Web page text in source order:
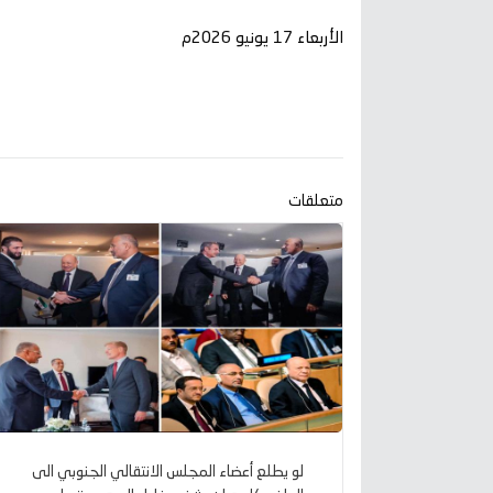
الأربعاء 17 يونيو 2026م
متعلقات
لو يطلع أعضاء المجلس الانتقالي الجنوبي الى